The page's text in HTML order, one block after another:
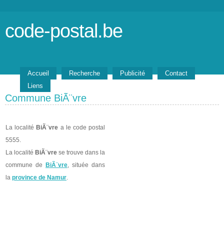
code-postal.be
Accueil Recherche Publicité
Contact
Liens
Commune BiÃ¨vre
La localité BiÃ¨vre a le code postal
5555.
La localité BiÃ¨vre se trouve dans la
commune de
BiÃ¨vre, située dans
la province de Namur.